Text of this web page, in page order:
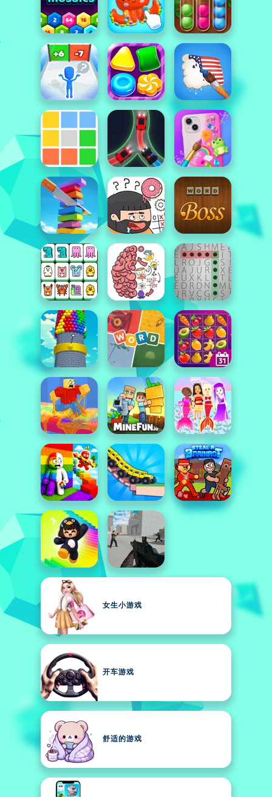
女生小游戏
开车游戏
舒适的游戏